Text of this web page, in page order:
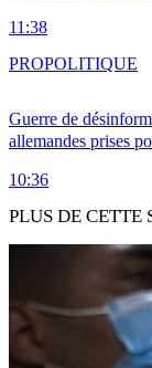
11:38
Guerre de
allemandes prises
10:36
PROPOLITIQUE
PLUS DE CETTE